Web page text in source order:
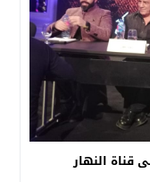
النهار